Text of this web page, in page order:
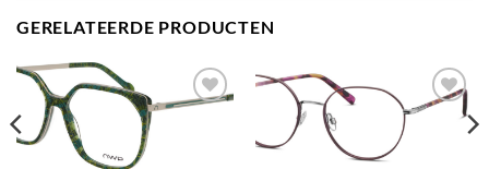
GERELATEERDE PRODUCTEN
Toevoegen